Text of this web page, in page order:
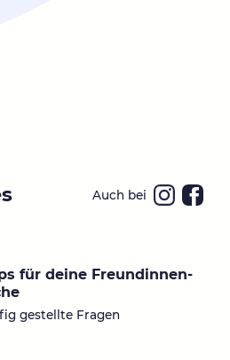
Auch bei
a
ok
für deine Freundinnen-
gestellte Fragen